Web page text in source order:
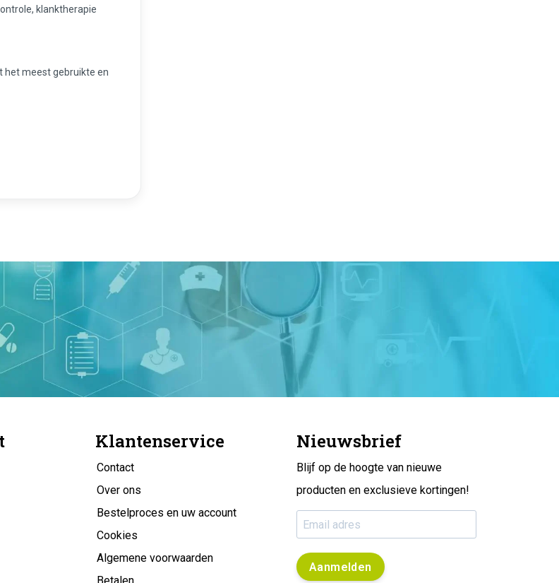
klanktherapie
het meest gebruikte en
Klantenservice
Contact
Over ons
Bestelproces en uw account
Cookies
Algemene voorwaarden
Nieuwsbrief
Blijf op de hoogte van nieuwe
producten en exclusieve kortingen!
Aanmelden